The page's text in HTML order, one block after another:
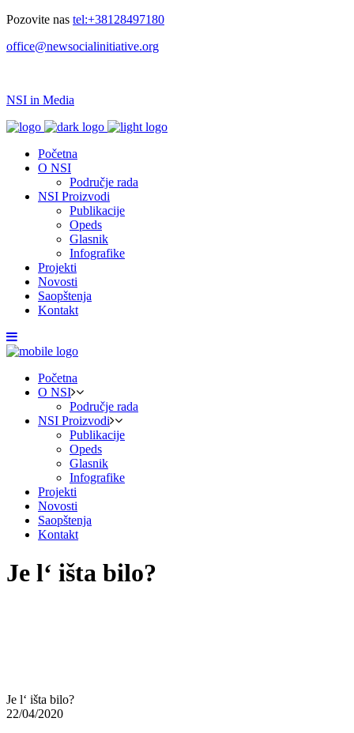
Pozovite nas tel:+38128497180
office@newsocialinitiative.org
NSI in Media
Početna
O NSI
Područje rada
NSI Proizvodi
Publikacije
Opeds
Glasnik
Infografike
Projekti
Novosti
Saopštenja
Kontakt
Početna
O NSI
Područje rada
NSI Proizvodi
Publikacije
Opeds
Glasnik
Infografike
Projekti
Novosti
Saopštenja
Kontakt
Je l‘ išta bilo?
Je l‘ išta bilo?
22/04/2020